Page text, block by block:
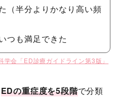
（半分よりかなり高い頻
つも満足できた
会「ED診療ガイドライン第3版」
EDの重症度を5段階で分類